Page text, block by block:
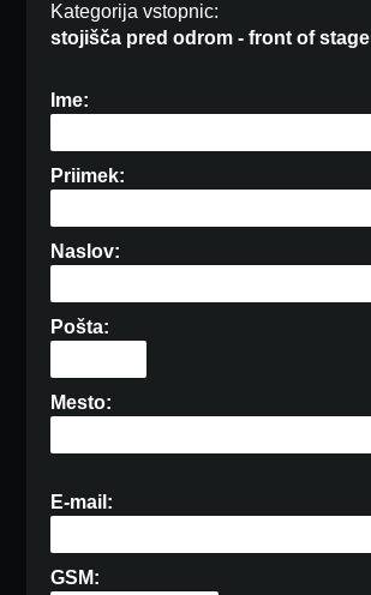
Kategorija vstopnic:
stojišča pred odrom - front of stage
Ime:
Priimek:
Naslov:
Pošta:
Mesto:
E-mail:
GSM: